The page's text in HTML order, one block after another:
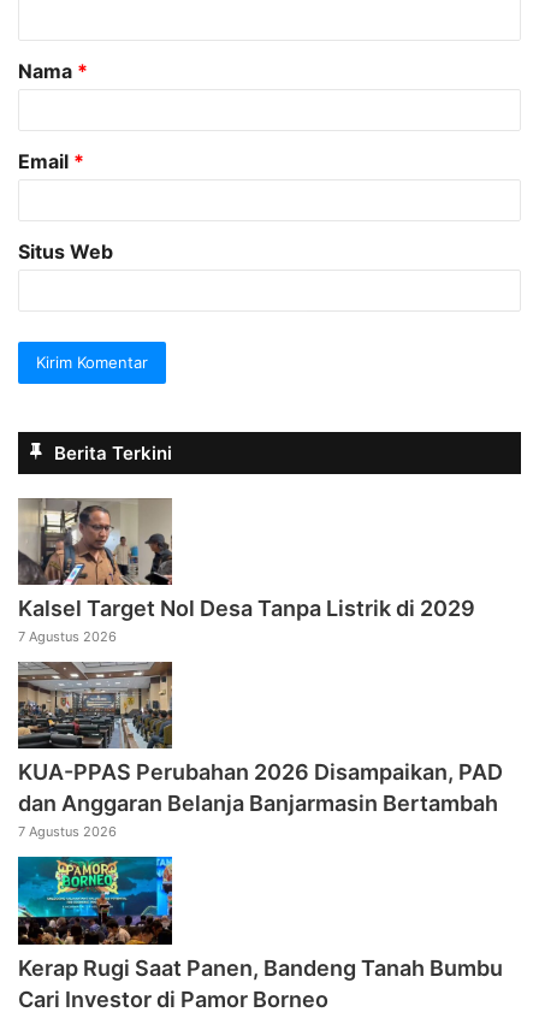
a
r
Nama *
Email *
Situs Web
Berita Terkini
Kalsel Target Nol Desa Tanpa Listrik di 2029
7 Agustus 2026
KUA-PPAS Perubahan 2026 Disampaikan, PAD
dan Anggaran Belanja Banjarmasin Bertambah
7 Agustus 2026
Kerap Rugi Saat Panen, Bandeng Tanah Bumbu
Cari Investor di Pamor Borneo